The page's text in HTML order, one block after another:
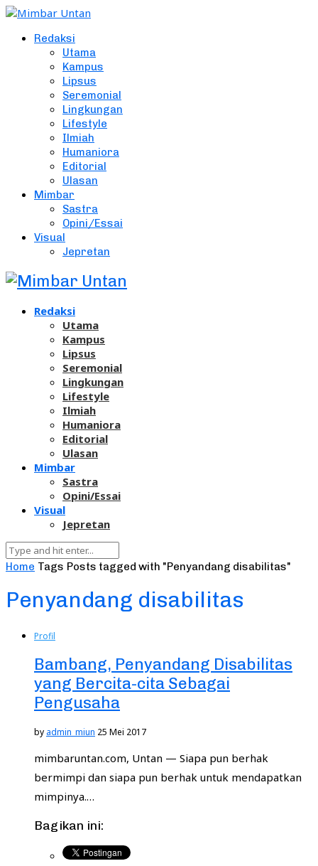
Redaksi
Utama
Kampus
Lipsus
Seremonial
Lingkungan
Lifestyle
Ilmiah
Humaniora
Editorial
Ulasan
Mimbar
Sastra
Opini/Essai
Visual
Jepretan
Redaksi
Utama
Kampus
Lipsus
Seremonial
Lingkungan
Lifestyle
Ilmiah
Humaniora
Editorial
Ulasan
Mimbar
Sastra
Opini/Essai
Visual
Jepretan
Home Tags Posts tagged with "Penyandang disabilitas"
Penyandang disabilitas
Profil
Bambang, Penyandang Disabilitas
yang Bercita-cita Sebagai
Pengusaha
by admin_miun 25 Mei 2017
mimbaruntan.com, Untan — Siapa pun berhak
bermimpi dan siapa pun berhak untuk mendapatkan
mimpinya.…
Bagikan ini: